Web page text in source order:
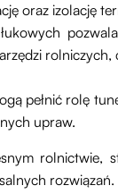
oraz izolację
rolniczych,
pełnić rolę
upraw.
rolnictwie,
rozwiązań.